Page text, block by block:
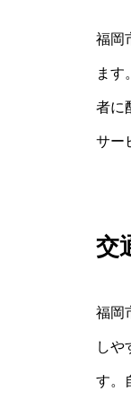
福岡
ます
者に
サー
交
福岡
しや
す。